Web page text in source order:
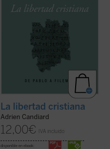
La libertad cristiana
Adrien Candiard
12,00€ IVA incluido
disponible en ebook: